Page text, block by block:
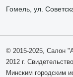
Гомель, ул.
© 2015-2025, Салон
2012 г.
Минским городским